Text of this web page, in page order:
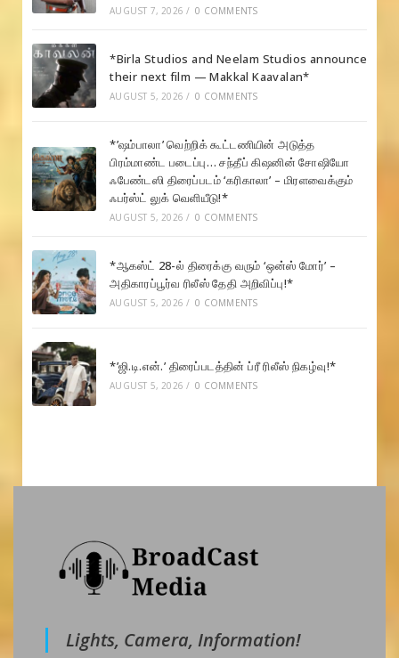
AUGUST 7, 2026 / 0 COMMENTS
*Birla Studios and Neelam Studios announce
their next film — Makkal Kaavalan*
AUGUST 5, 2026 / 0 COMMENTS
*’ஷம்பாலா’ வெற்றிக் கூட்டணியின் அடுத்த
பிரம்மாண்ட படைப்பு… சந்தீப் கிஷனின் சோஷியோ
ஃபேண்டஸி திரைப்படம் ‘கரிகாலா’ – மிரளவைக்கும்
ஃபர்ஸ்ட் லுக் வெளியீடு!*
AUGUST 5, 2026 / 0 COMMENTS
*ஆகஸ்ட் 28-ல் திரைக்கு வரும் ‘ஒன்ஸ் மோர்’ –
அதிகாரப்பூர்வ ரிலீஸ் தேதி அறிவிப்பு!*
AUGUST 5, 2026 / 0 COMMENTS
*’ஜி.டி.என்.’ திரைப்படத்தின் ப்ரீ ரிலீஸ் நிகழ்வு!*
AUGUST 5, 2026 / 0 COMMENTS
Lights, Camera, Information!